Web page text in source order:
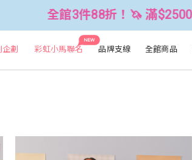
$2500折$300 (可累折）
企劃
NEW
彩虹小馬聯名 品牌支線 全館商品